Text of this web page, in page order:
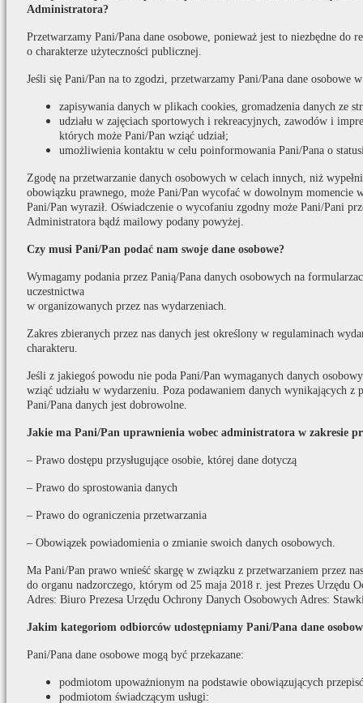
Administratora?
Przetwarzamy Pani/Pana dane osobowe, ponieważ jest to niezbędne do
o charakterze użyteczności publicznej.
Jeśli się Pani/Pan na to zgodzi, przetwarzamy Pani/Pana dane osobowe
zapisywania danych w plikach cookies, gromadzenia danych ze
udziału w zajęciach sportowych i rekreacyjnych, zawodów i
których może Pani/Pan wziąć udział;
umożliwienia kontaktu w celu poinformowania Pani/Pana o
Zgodę na przetwarzanie danych osobowych w celach innych, niż
obowiązku prawnego, może Pani/Pan wycofać w dowolnym momencie
Pani/Pan wyraził. Oświadczenie o wycofaniu zgodny może Pani/Pani
Administratora bądź mailowy podany powyżej.
Czy musi Pani/Pan podać nam swoje dane osobowe?
Wymagamy podania przez Panią/Pana danych osobowych na
uczestnictwa
w organizowanych przez nas wydarzeniach.
Zakres zbieranych przez nas danych jest określony w regulaminach
charakteru.
Jeśli z jakiegoś powodu nie poda Pani/Pan wymaganych danych
wziąć udziału w wydarzeniu. Poza podawaniem danych wynikających z
Pani/Pana danych jest dobrowolne.
Jakie ma Pani/Pan uprawnienia wobec administratora w zakresie
– Prawo dostępu przysługujące osobie, której dane dotyczą
– Prawo do sprostowania danych
– Prawo do ograniczenia przetwarzania
– Obowiązek powiadomienia o zmianie swoich danych osobowych.
Ma Pani/Pan prawo wnieść skargę w związku z przetwarzaniem przez
do organu nadzorczego, którym od 25 maja 2018 r. jest Prezes Urzędu
Adres: Biuro Prezesa Urzędu Ochrony Danych Osobowych Adres:
Jakim kategoriom odbiorców udostępniamy Pani/Pana dane
Pani/Pana dane osobowe mogą być przekazane:
podmiotom upoważnionym na podstawie obowiązujących
podmiotom świadczącym usługi: